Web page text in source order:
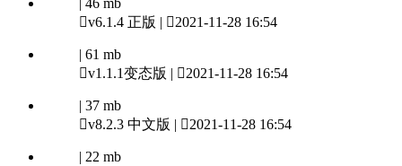
v6.1.4 正版 | 2021-11-28 16:54
| 61 mb
v1.1.1变态版 | 2021-11-28 16:54
| 37 mb
v8.2.3 中文版 | 2021-11-28 16:54
| 22 mb